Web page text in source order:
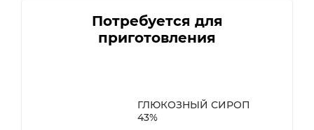
Потребуется для
приготовления
ГЛЮКОЗНЫЙ СИРОП
43%